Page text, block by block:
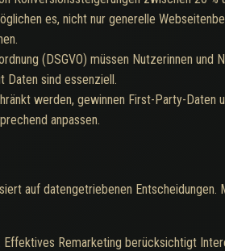
es, nicht nur generelle
(DSGVO) müssen Nutzerinnen und
Daten sind essenziell.
werden, gewinnen First-Party-Daten
anpassen.
auf datengetriebenen Entscheidungen.
Remarketing berücksichtigt